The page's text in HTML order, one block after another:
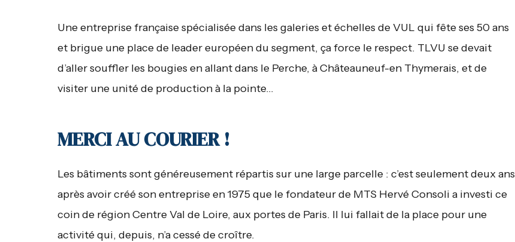
Une entreprise française spécialisée dans les galeries et échelles de VUL qui fête ses 50 ans
et brigue une place de leader européen du segment, ça force le respect. TLVU se devait
d’aller souffler les bougies en allant dans le Perche, à Châteauneuf-en Thymerais, et de
visiter une unité de production à la pointe…
MERCI AU COURIER !
Les bâtiments sont généreusement répartis sur une large parcelle : c’est seulement deux ans
après avoir créé son entreprise en 1975 que le fondateur de MTS Hervé Consoli a investi ce
coin de région Centre Val de Loire, aux portes de Paris. Il lui fallait de la place pour une
activité qui, depuis, n’a cessé de croître.